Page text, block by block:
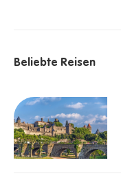
Beliebte Reisen